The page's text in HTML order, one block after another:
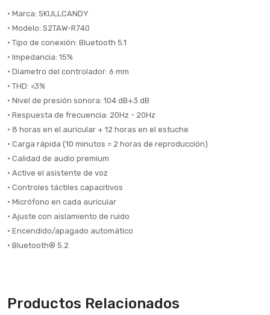
• Marca: SKULLCANDY
• Modelo: S2TAW-R740
• Tipo de conexión: Bluetooth 5.1
• Impedancia: 15%
• Diametro del controlador: 6 mm
• THD: <3%
• Nivel de presión sonora: 104 dB+3 dB
• Respuesta de frecuencia: 20Hz - 20Hz
• 8 horas en el auricular + 12 horas en el estuche
• Carga rápida (10 minutos = 2 horas de reproducción)
• Calidad de audio premium
• Active el asistente de voz
• Controles táctiles capacitivos
• Micrófono en cada auricular
• Ajuste con aislamiento de ruido
• Encendido/apagado automático
• Bluetooth® 5.2
Productos Relacionados